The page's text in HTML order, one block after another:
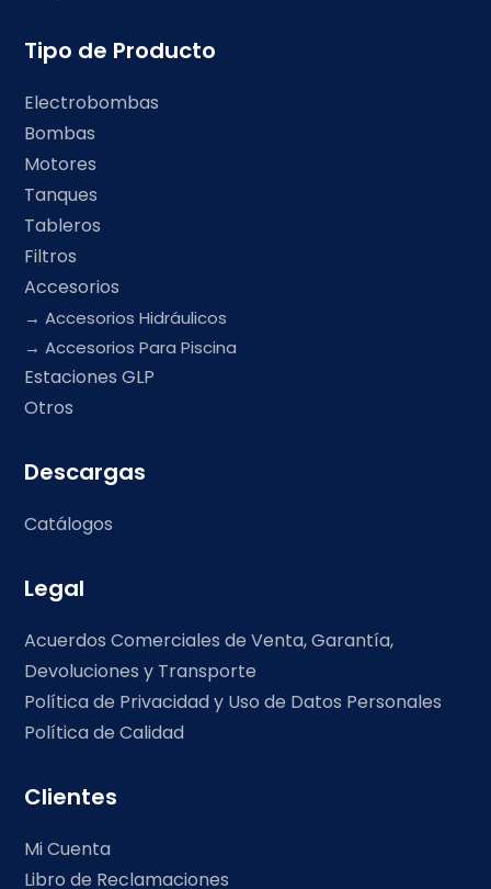
Tipo de Producto
Electrobombas
Bombas
Motores
Tanques
Tableros
Filtros
Accesorios
Accesorios Hidráulicos
Accesorios Para Piscina
Estaciones GLP
Otros
Descargas
Catálogos
Legal
Acuerdos Comerciales de Venta, Garantía,
Devoluciones y Transporte
Política de Privacidad y Uso de Datos Personales
Política de Calidad
Clientes
Mi Cuenta
Libro de Reclamaciones